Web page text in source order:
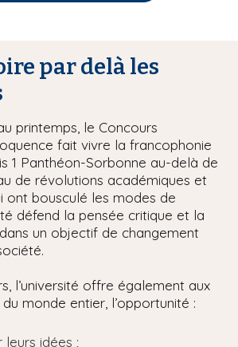
par delà les
printemps, le Concours
fait vivre la francophonie
1 Panthéon-Sorbonne au-delà de
de révolutions académiques et
ont bousculé les modes de
défend la pensée critique et la
un objectif de changement
l’université offre également aux
monde entier, l’opportunité :
idées ;